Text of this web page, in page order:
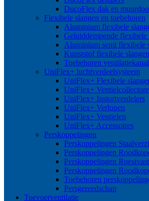
DucoFlex dak en
Flexibele slangen en toebehoren
Aluminium flexibele
Geluiddempende flexibele
Aluminium semi flexibele
Kunststof flexibele slangen
Toebehoren
UniFlex+ luchtverdeelsysteem
UniFlex+ Flexibele
UniFlex+
UniFlex+ Instortverdelers
UniFlex+ Verlopen
UniFlex+ Ventielen
UniFlex+ Accessoires
Perskoppelingen
Perskoppelingen
Perskoppelingen
Perskoppelingen
Perskoppelingen
Toebehoren
Persgereedschap
Toevoerventilatie